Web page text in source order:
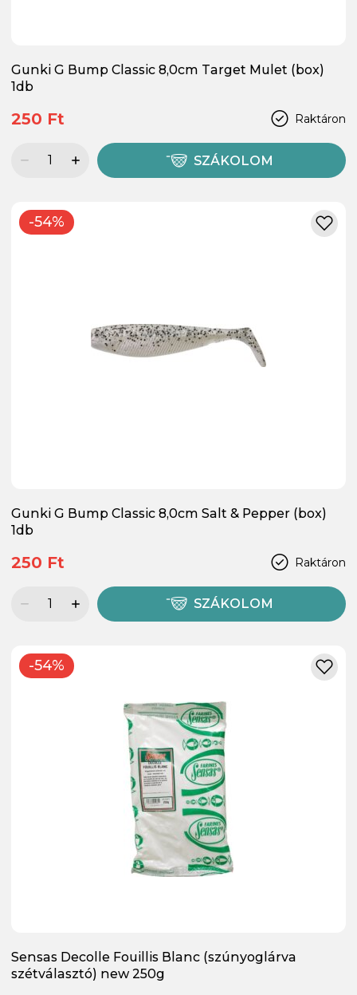
Gunki G Bump Classic 8,0cm Target Mulet (box)
1db
Raktáron
250 Ft
SZÁKOLOM
-54%
Gunki G Bump Classic 8,0cm Salt & Pepper (box)
1db
Raktáron
250 Ft
SZÁKOLOM
-54%
Sensas Decolle Fouillis Blanc (szúnyoglárva
szétválasztó) new 250g